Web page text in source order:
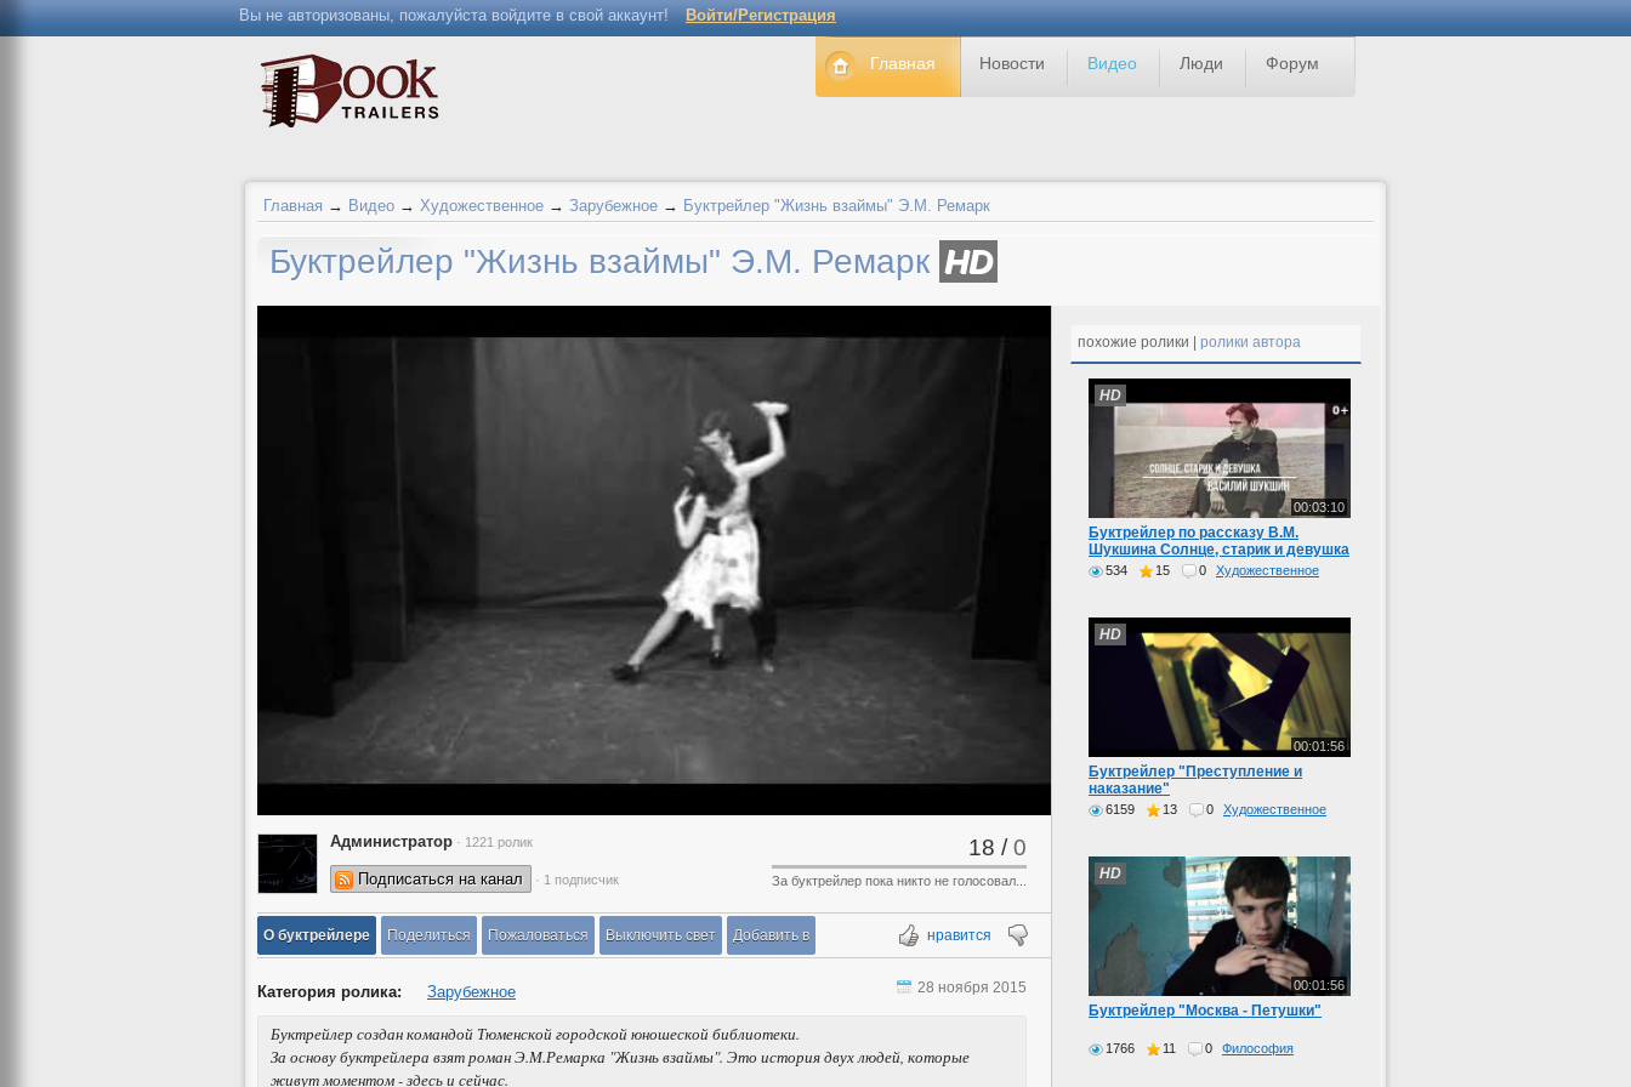
Вы не авторизованы, пожалуйста войдите в свой аккаунт! Войти/Регистрация
Главная Новости Видео Люди Форум
Главная → Видео → Художественное → Зарубежное → Буктрейлер "Жизнь взаймы" Э.М. Ремарк
Буктрейлер "Жизнь взаймы" Э.М. Ремарк HD
Администратор · 1221 ролик
Подписаться на канал · 1 подписчик
18 /0
За буктрейлер пока никто не голосовал...
нравится
О буктрейлере Поделиться Пожаловаться Выключить свет Добавить в
Категория ролика: Зарубежное
Буктрейлер создан командой Тюменской городской юношеской библиотеки.
За основу буктрейлера взят роман Э.М.Ремарка "Жизнь взаймы". Это история двух людей, которые
живут моментом - здесь и сейчас.
28 ноября 2015
похожие ролики | ролики автора
00:03:10
HD
Буктрейлер по рассказу В.М.
Шукшина Солнце, старик и девушка
534 15 0 Художественное
00:01:56
HD
Буктрейлер "Преступление и
наказание"
6159 13 0 Художественное
00:01:56
HD
Буктрейлер "Москва - Петушки"
1766 11 0 Философия